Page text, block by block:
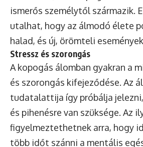
ismerős személytől származik.
utalhat, hogy az álmodó élete
halad, és új, örömteli
Stressz és szorongás
A kopogás álomban gyakran a
és szorongás kifejeződése. Az
tudatalattija így próbálja
és pihenésre van szüksége. Az
figyelmeztethetnek arra, hogy
több időt szánni a mentális